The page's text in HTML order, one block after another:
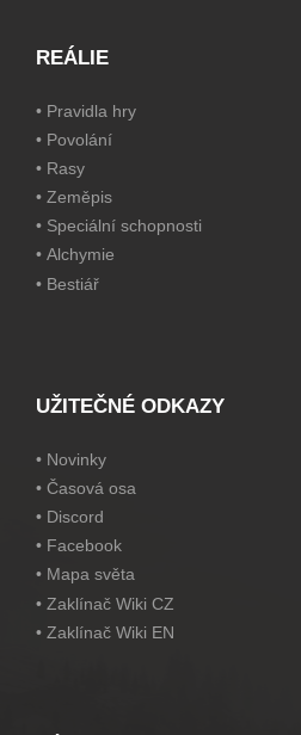
REÁLIE
• Pravidla hry
• Povolání
• Rasy
• Zeměpis
• Speciální schopnosti
• Alchymie
• Bestiář
UŽITEČNÉ ODKAZY
• Novinky
• Časová osa
• Discord
• Facebook
• Mapa světa
• Zaklínač Wiki CZ
• Zaklínač Wiki EN